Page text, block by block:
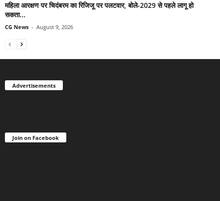
महिला आरक्षण पर चिदंबरम का रिजिजू पर पलटवार, बोले-2029 से पहले लागू हो
सकता...
CG News - August 9, 2026
Advertisements
Join on Facebook